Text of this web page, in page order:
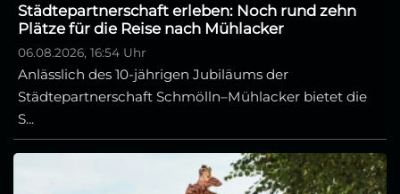
Städtepartnerschaft erleben: Noch rund zehn
Plätze für die Reise nach Mühlacker
06.08.2026, 16:54 Uhr
Anlässlich des 10-jährigen Jubiläums der
Städtepartnerschaft Schmölln–Mühlacker bietet die
S...